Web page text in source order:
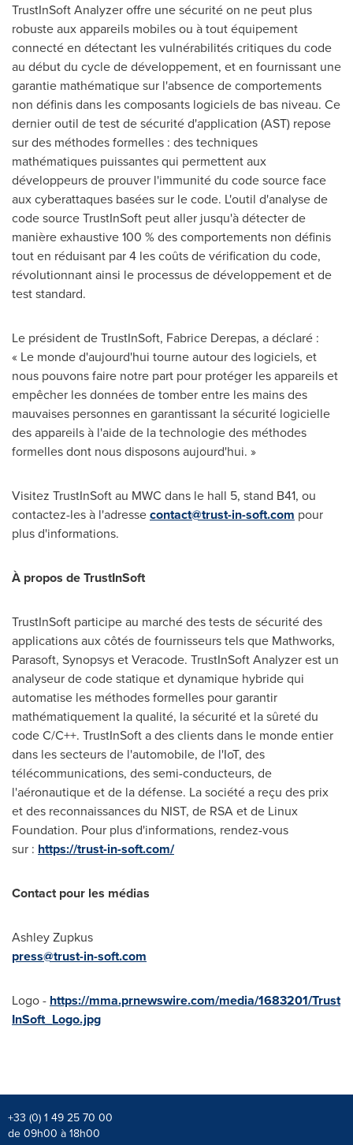
TrustInSoft Analyzer offre une sécurité on ne peut plus
robuste aux appareils mobiles ou à tout équipement
connecté en détectant les vulnérabilités critiques du code
au début du cycle de développement, et en fournissant une
garantie mathématique sur l'absence de comportements
non définis dans les composants logiciels de bas niveau. Ce
dernier outil de test de sécurité d'application (AST) repose
sur des méthodes formelles : des techniques
mathématiques puissantes qui permettent aux
développeurs de prouver l'immunité du code source face
aux cyberattaques basées sur le code. L'outil d'analyse de
code source TrustInSoft peut aller jusqu'à détecter de
manière exhaustive 100 % des comportements non définis
tout en réduisant par 4 les coûts de vérification du code,
révolutionnant ainsi le processus de développement et de
test standard.
Le président de TrustInSoft, Fabrice Derepas, a déclaré :
« Le monde d'aujourd'hui tourne autour des logiciels, et
nous pouvons faire notre part pour protéger les appareils et
empêcher les données de tomber entre les mains des
mauvaises personnes en garantissant la sécurité logicielle
des appareils à l'aide de la technologie des méthodes
formelles dont nous disposons aujourd'hui. »
Visitez TrustInSoft au MWC dans le hall 5, stand B41, ou
contactez-les à l'adressecontact@trust-in-soft.com pour
plus d'informations.
À propos de TrustInSoft
TrustInSoft participe au marché des tests de sécurité des
applications aux côtés de fournisseurs tels que Mathworks,
Parasoft, Synopsys et Veracode. TrustInSoft Analyzer est un
analyseur de code statique et dynamique hybride qui
automatise les méthodes formelles pour garantir
mathématiquement la qualité, la sécurité et la sûreté du
code C/C++. TrustInSoft a des clients dans le monde entier
dans les secteurs de l'automobile, de l'IoT, des
télécommunications, des semi-conducteurs, de
l'aéronautique et de la défense. La société a reçu des prix
et des reconnaissances du NIST, de RSA et de Linux
Foundation. Pour plus d'informations, rendez-vous
sur : https://trust-in-soft.com/
Contact pour les médias
Ashley Zupkus
press@trust-in-soft.com
Logo - https://mma.prnewswire.com/media/1683201/Trust
InSoft_Logo.jpg
+33 (0) 1 49 25 70 00
de 09h00 à 18h00